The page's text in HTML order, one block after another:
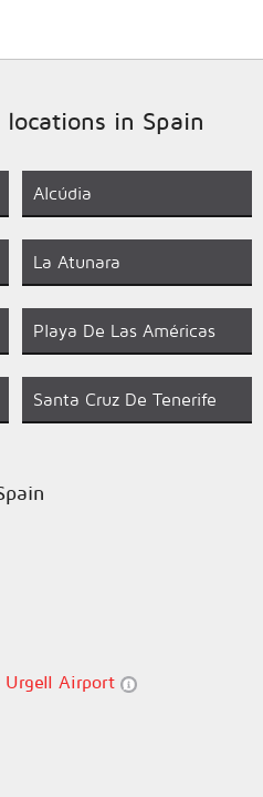
in Spain
Alcúdia
La Atunara
Playa De Las Américas
Santa Cruz De Tenerife
Urgell Airport